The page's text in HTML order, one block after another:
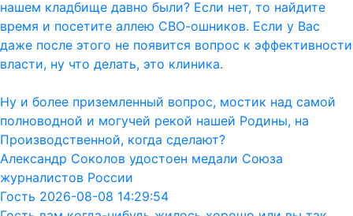
нашем кладбище давно были? Если нет, то найдите
время и посетите аллею СВО-ошников. Если у Вас
даже после этого не появится вопрос к эффективности
власти, ну что делать, это клиника.
Ну и более приземленный вопрос, мостик над самой
полноводной и могучей рекой нашей Родины, на
Производственной, когда сделают?
Александр Соколов удостоен медали Союза
журналистов России
Гость 2026-08-08 14:29:54